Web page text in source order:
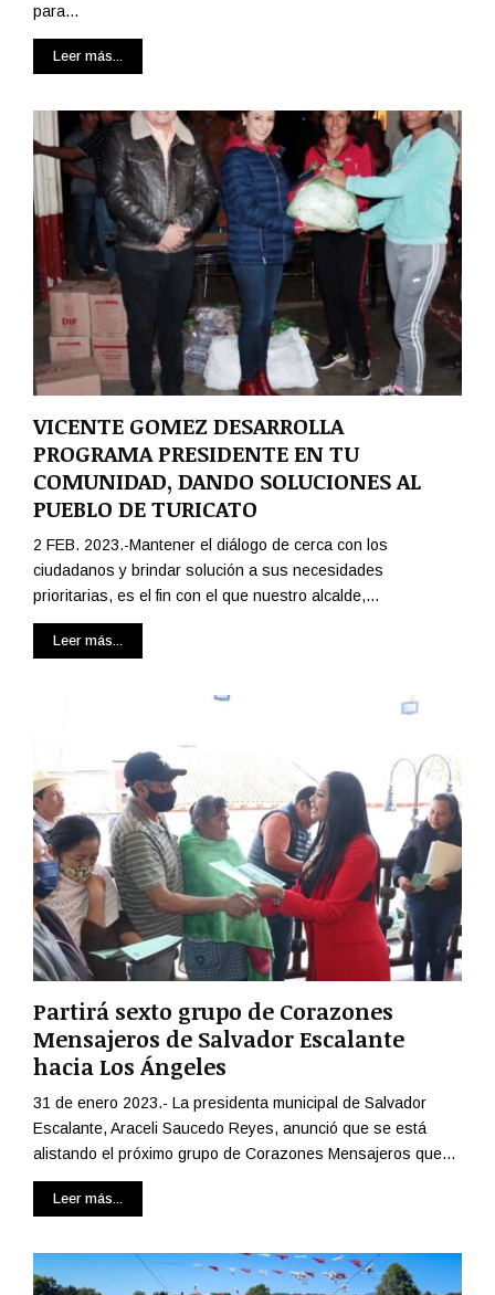
para...
Leer más...
VICENTE GOMEZ DESARROLLA
PROGRAMA PRESIDENTE EN TU
COMUNIDAD, DANDO SOLUCIONES AL
PUEBLO DE TURICATO
2 FEB. 2023.-Mantener el diálogo de cerca con los
ciudadanos y brindar solución a sus necesidades
prioritarias, es el fin con el que nuestro alcalde,...
Leer más...
Partirá sexto grupo de Corazones
Mensajeros de Salvador Escalante
hacia Los Ángeles
31 de enero 2023.- La presidenta municipal de Salvador
Escalante, Araceli Saucedo Reyes, anunció que se está
alistando el próximo grupo de Corazones Mensajeros que...
Leer más...